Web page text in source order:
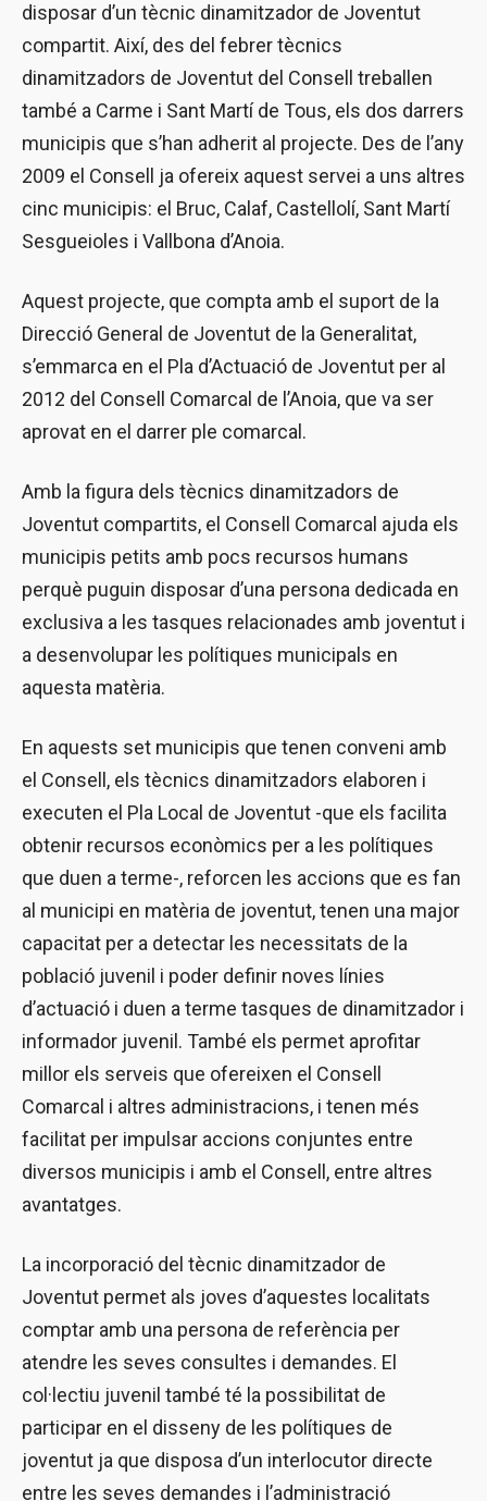
disposar d’un tècnic dinamitzador de Joventut
compartit. Així, des del febrer tècnics
dinamitzadors de Joventut del Consell treballen
també a Carme i Sant Martí de Tous, els dos darrers
municipis que s’han adherit al projecte. Des de l’any
2009 el Consell ja ofereix aquest servei a uns altres
cinc municipis: el Bruc, Calaf, Castellolí, Sant Martí
Sesgueioles i Vallbona d’Anoia.
Aquest projecte, que compta amb el suport de la
Direcció General de Joventut de la Generalitat,
s’emmarca en el Pla d’Actuació de Joventut per al
2012 del Consell Comarcal de l’Anoia, que va ser
aprovat en el darrer ple comarcal.
Amb la figura dels tècnics dinamitzadors de
Joventut compartits, el Consell Comarcal ajuda els
municipis petits amb pocs recursos humans
perquè puguin disposar d’una persona dedicada en
exclusiva a les tasques relacionades amb joventut i
a desenvolupar les polítiques municipals en
aquesta matèria.
En aquests set municipis que tenen conveni amb
el Consell, els tècnics dinamitzadors elaboren i
executen el Pla Local de Joventut -que els facilita
obtenir recursos econòmics per a les polítiques
que duen a terme-, reforcen les accions que es fan
al municipi en matèria de joventut, tenen una major
capacitat per a detectar les necessitats de la
població juvenil i poder definir noves línies
d’actuació i duen a terme tasques de dinamitzador i
informador juvenil. També els permet aprofitar
millor els serveis que ofereixen el Consell
Comarcal i altres administracions, i tenen més
facilitat per impulsar accions conjuntes entre
diversos municipis i amb el Consell, entre altres
avantatges.
La incorporació del tècnic dinamitzador de
Joventut permet als joves d’aquestes localitats
comptar amb una persona de referència per
atendre les seves consultes i demandes. El
col·lectiu juvenil també té la possibilitat de
participar en el disseny de les polítiques de
joventut ja que disposa d’un interlocutor directe
entre les seves demandes i l’administració